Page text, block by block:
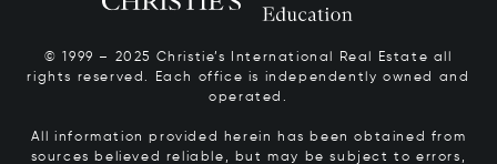
© 1999 – 2025 Christie’s International Real Estate all
rights reserved. Each office is independently owned and
operated.
All information provided herein has been obtained from
sources believed reliable, but may be subject to errors,